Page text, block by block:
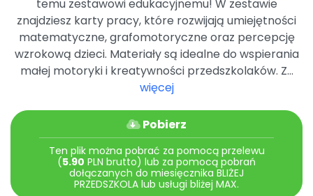
temu zestawowi edukacyjnemu! W zestawie
znajdziesz karty pracy, które rozwijają umiejętności
matematyczne, grafomotoryczne oraz percepcję
wzrokową dzieci. Materiały są idealne do wspierania
małej motoryki i kreatywności przedszkolaków. Z...
więcej
Pobierz
Ten plik można pobrać za pomocą przelewu
(5.90 PLN brutto) lub za pomocą pobrań
dołączanych do miesięcznika BLIŻEJ
PRZEDSZKOLA lub usługi bliżej MAX.